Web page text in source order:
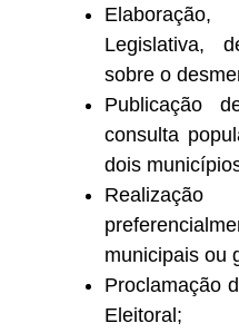
Legislativa,
sobre o
Publicação
consulta
dois
municipais ou
Proclamação
Eleitoral;